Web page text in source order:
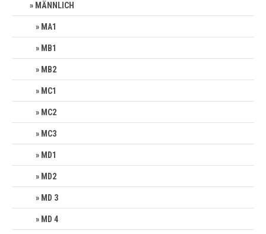
MÄNNLICH
MA1
MB1
MB2
MC1
MC2
MC3
MD1
MD2
MD 3
MD 4